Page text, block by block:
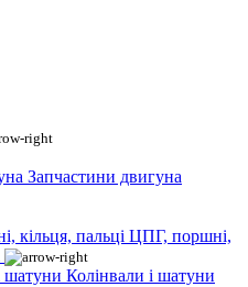
Запчастини двигуна
ЦПГ, поршні,
Колінвали і шатуни